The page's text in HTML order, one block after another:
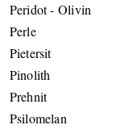
Peridot - Olivin
Perle
Pietersit
Pinolith
Prehnit
Psilomelan